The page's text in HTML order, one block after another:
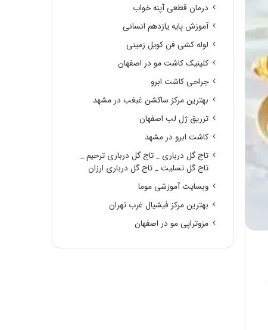
درمان قطعی آپنه خواب
آموزش پایه یازدهم انسانی
لوله کشی فن کویل زمینی
کلینیک کاشت مو در اصفهان
جراحی کاشت ابرو
بهترین مرکز ساکشن غبغب در مشهد
تزریق ژل لب اصفهان
کاشت ابرو در مشهد
تاج گل درباری _ تاج گل درباری ترحیم _
تاج گل تسلیت _ تاج گل درباری ارزان
وبسایت آموزشی موما
بهترین مرکز فیشیال غرب تهران
مزوتراپی مو در اصفهان